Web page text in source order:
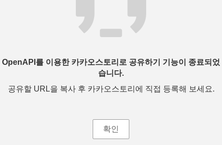
OpenAPI를 이용한 카카오스토리로 공유하기 기능이 종료되었
습니다.
공유할 URL을 복사 후 카카오스토리에 직접 등록해 보세요.
확인